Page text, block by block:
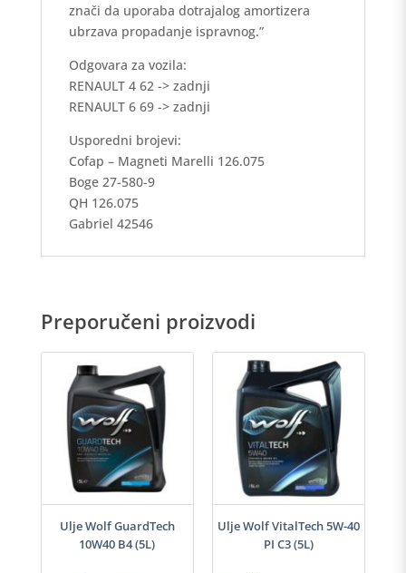
znači da uporaba dotrajalog amortizera
ubrzava propadanje ispravnog.”
Odgovara za vozila:
RENAULT 4 62 -> zadnji
RENAULT 6 69 -> zadnji
Usporedni brojevi:
Cofap – Magneti Marelli 126.075
Boge 27-580-9
QH 126.075
Gabriel 42546
Preporučeni proizvodi
Ulje Wolf GuardTech
10W40 B4 (5L)
Ulje Wolf VitalTech 5W-40
PI C3 (5L)